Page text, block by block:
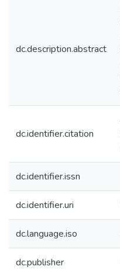
dc.description.abstract
dc.identifier.citation
dc.identifier.issn
dc.identifier.uri
dc.language.iso
dc.publisher